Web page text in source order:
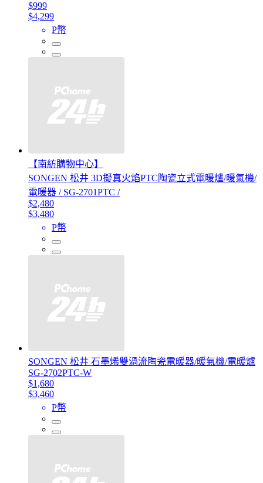
$999
$4,299
P幣
【南紡購物中心】
SONGEN 松井 3D擬真火焰PTC陶瓷立式電暖爐/暖氣機/
電暖器 / SG-2701PTC /
$2,480
$3,480
P幣
SONGEN 松井 石墨烯雙渦流陶瓷電暖器/暖氣機/電暖爐
SG-2702PTC-W
$1,680
$3,460
P幣